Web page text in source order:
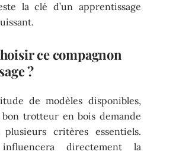
la clé d’un apprentissage
ce compagnon
?
de modèles disponibles,
trotteur en bois demande
critères essentiels.
directement la